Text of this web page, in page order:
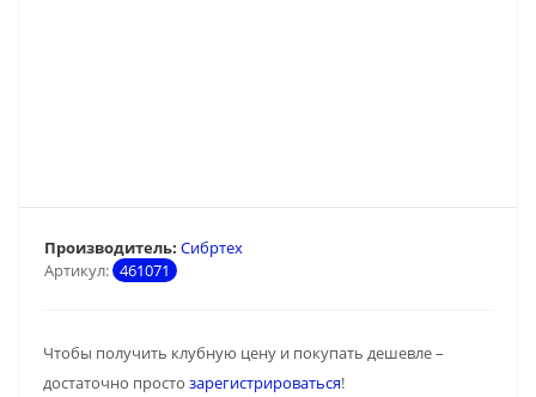
Артикул: 461071
Производитель: Сибртех
Чтобы получить клубную цену и покупать дешевле –
достаточно просто зарегистрироваться!